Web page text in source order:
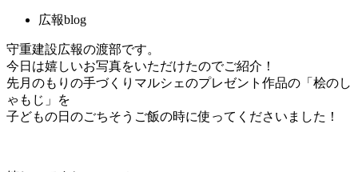
広報blog
守重建設広報の渡部です。
今日は嬉しいお写真をいただけたのでご紹介！
先月のもりの手づくりマルシェのプレゼント作品の「桧のし
ゃもじ」を
子どもの日のごちそうご飯の時に使ってくださいました！